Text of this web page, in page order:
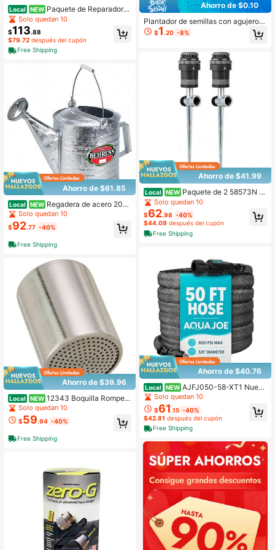
Local NEW Paquete de Reparador d
e Manguera de Latón Resistente de
5/8-In. a 3/4-In. con Abrazadera de
Acero Inoxidable
Solo quedan 10
$113.88
$79.72 después del cupón
Free Shipping
Ahorro de $61.85
Local NEW Regadera de acero 208,
plateada
Solo quedan 10
$92.77 -40%
Free Shipping
Ahorro de $39.96
Local NEW 12343 Boquilla Rompea
guas de Aluminio Resistente
Solo quedan 10
$59.94 -40%
Free Shipping
Ahorro de $0.10
Plantador de semillas con agujeros
perforados, especializado para la si
embra de semillas de canola, planta
or manual de agujeros para plántula
s de vegetales, herramienta de jardi
nería multifuncional pequeña para fl
ores y vegetales
$1 .20 -8%
Ahorro de $41.99
Local NEW Paquete de 2 58573N H
2O-Six - Aspersor con Clavo en T d
e Metal
Solo quedan 10
$62.98 -40%
$44.09 después del cupón
Free Shipping
Ahorro de $40.76
Local NEW AJFJ050-58-XT1 Nuev
o y Mejorado - Manguera de Jardín
FiberJacket de 50 pies x 5/8 de pul
gada
Solo quedan 10
$61 .15 -40%
$42.81 después del cupón
Free Shipping